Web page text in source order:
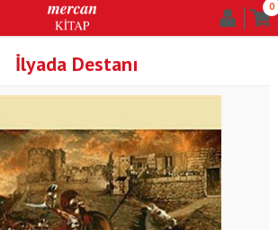
0
İlyada Destanı